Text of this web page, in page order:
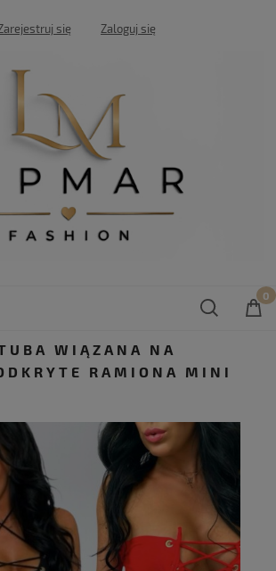
się Zaloguj się
WIĄZANA NA
RAMIONA MINI